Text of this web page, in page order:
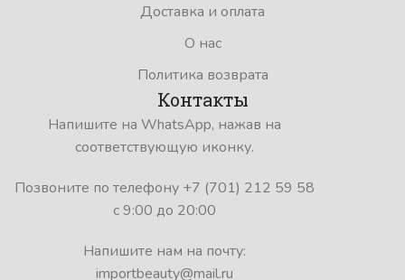
Доставка и оплата
О нас
Политика возврата
Контакты
Напишите на WhatsApp, нажав на
соответствующую иконку.
Позвоните по телефону +7 (701) 212 59 58
с 9:00 до 20:00
Напишите нам на почту:
importbeauty@mail.ru